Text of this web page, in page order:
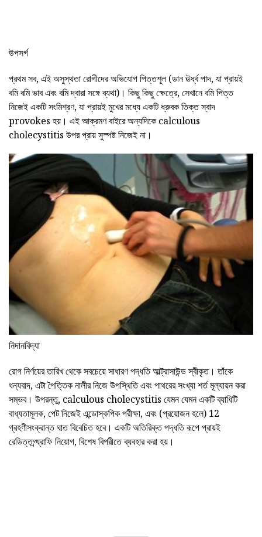
উপসর্গ
প্রথম সব, এই অসুস্থতা রোগীদের অভিযোগ পিত্তশূল (ডান ঊর্ধ্ব পাদ, যা প্রায়ই
বমি বমি ভাব এবং বমি দ্বারা সঙ্গে ব্যথা)। কিছু কিছু ক্ষেত্রে, সেখানে বমি পিত্ত
নিজেই একটি সংমিশ্রণ, যা প্রায়ই মুখের মধ্যে একটি ধ্রুবক তিক্ত স্বাদ
provokes হয়। এই আক্রমণ বাইরে অন্যদিকে calculous
cholecystitis উপর প্রায় সুস্পষ্ট নিজেই না।
নিদানবিদ্যা
রোগ নির্ণয়ের তারিখ থেকে সবচেয়ে সাধারণ পদ্ধতি আল্ট্রাসাউন্ড স্বীকৃত। তাঁকে
ধন্যবাদ, এটা পৈত্তিক নালীর নিজে উপস্থিতি এবং পাথরের সংখ্যা শর্ত মূল্যায়ন করা
সম্ভব। উপরন্তু, calculous cholecystitis যেমন যেমন একটি ব্যাধিটি
বাধ্যতামূলক, পেট নিজেই এন্ডোস্কপিক পরীক্ষা, এবং (প্রয়োজন হলে) 12
গ্রহণীসংক্রান্ত ঘাত বিবেচিত হবে। একটি অতিরিক্ত পদ্ধতি রূপে প্রায়ই
রেডিত্তগ্র্য্রাফি নিয়োগ, বিশেষ বিপরীতে ব্যবহার করা হয়।